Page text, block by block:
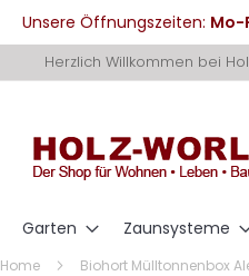
Unsere Öffnungszeiten: Mo-
zum
Herzlich Willkommen bei
Garten Zaunsysteme
Home Biohort Mülltonnenbox